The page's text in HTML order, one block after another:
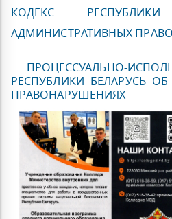
КОДЕКС
АДМИНИСТРАТИВНЫХ
ПРОЦЕССУАЛЬНО-
РЕСПУБЛИКИ БЕЛАРУСЬ
ПРАВОНАРУШЕНИЯХ